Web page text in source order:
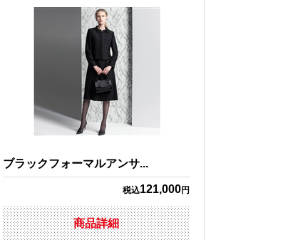
ブラックフォーマルアンサ...
税込121,000円
商品詳細